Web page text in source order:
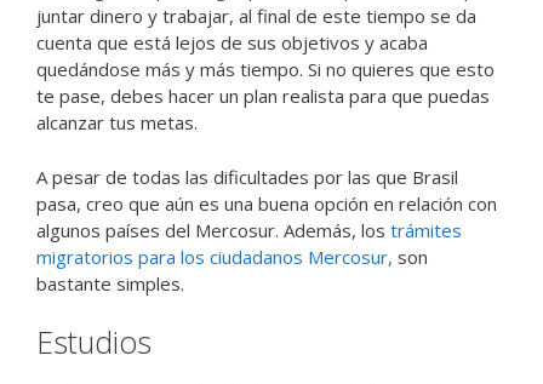
juntar dinero y trabajar, al final de este tiempo se da
cuenta que está lejos de sus objetivos y acaba
quedándose más y más tiempo. Si no quieres que esto
te pase, debes hacer un plan realista para que puedas
alcanzar tus metas.
A pesar de todas las dificultades por las que Brasil
pasa, creo que aún es una buena opción en relación con
algunos países del Mercosur. Además, los trámites
migratorios para los ciudadanos Mercosur, son
bastante simples.
Estudios